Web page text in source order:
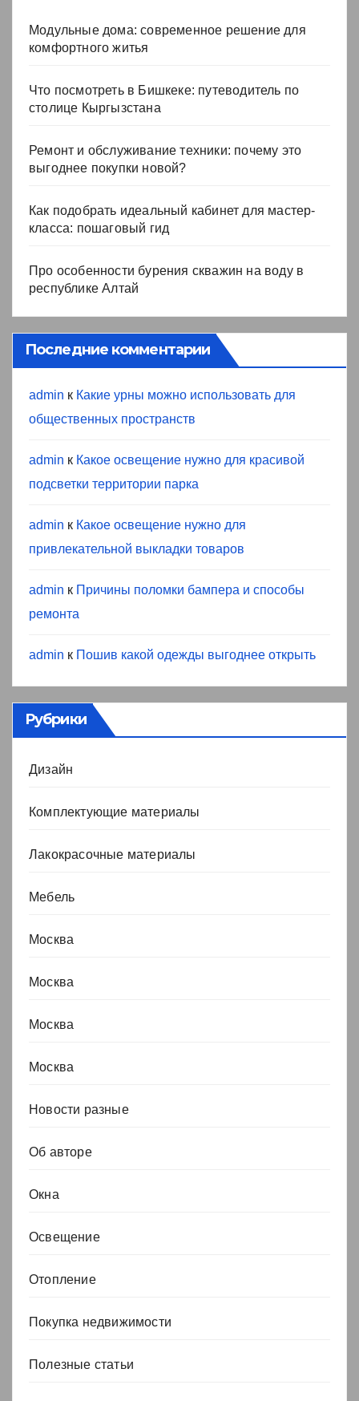
Модульные дома: современное решение для
комфортного житья
Что посмотреть в Бишкеке: путеводитель по
столице Кыргызстана
Ремонт и обслуживание техники: почему это
выгоднее покупки новой?
Как подобрать идеальный кабинет для мастер-
класса: пошаговый гид
Про особенности бурения скважин на воду в
республике Алтай
Последние комментарии
admin к Какие урны можно использовать для
общественных пространств
admin к Какое освещение нужно для красивой
подсветки территории парка
admin к Какое освещение нужно для
привлекательной выкладки товаров
admin к Причины поломки бампера и способы
ремонта
admin к Пошив какой одежды выгоднее открыть
Рубрики
Дизайн
Комплектующие материалы
Лакокрасочные материалы
Мебель
Москва
Москва
Москва
Москва
Новости разные
Об авторе
Окна
Освещение
Отопление
Покупка недвижимости
Полезные статьи